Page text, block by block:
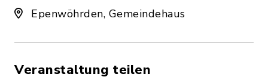
Epenwöhrden, Gemeindehaus
Veranstaltung teilen